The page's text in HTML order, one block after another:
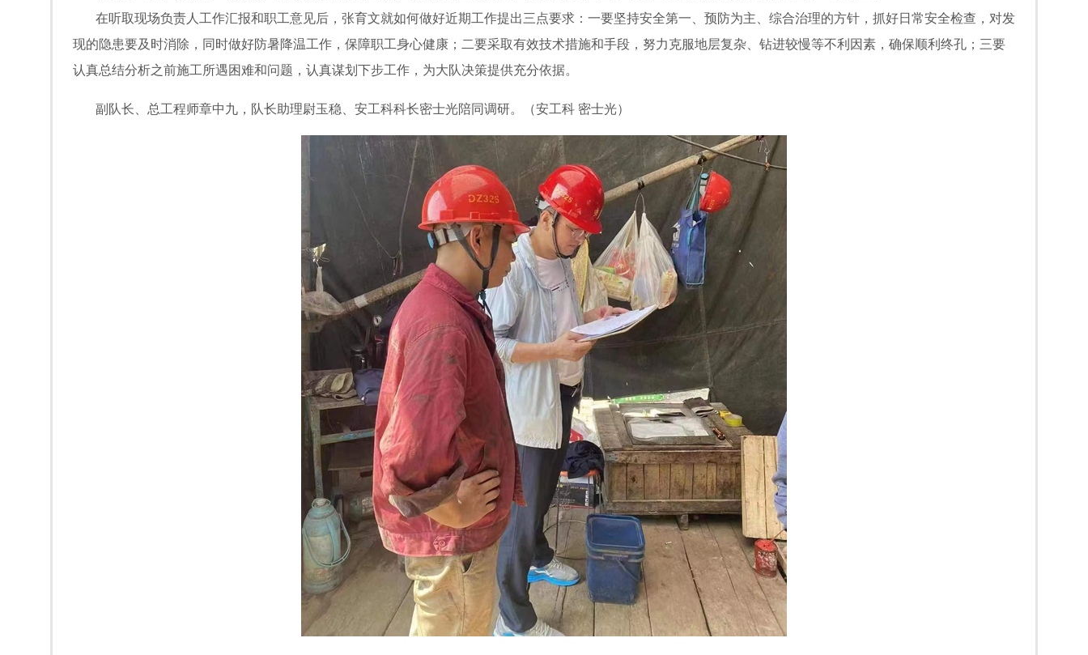
在听取现场负责人工作汇报和职工意见后，张育文就如何做好近期工作提出三点要求：一要坚持安全第一、预防为主、综合治理的方针，抓好日常安全检查，对发
现的隐患要及时消除，同时做好防暑降温工作，保障职工身心健康；二要采取有效技术措施和手段，努力克服地层复杂、钻进较慢等不利因素，确保顺利终孔；三要
认真总结分析之前施工所遇困难和问题，认真谋划下步工作，为大队决策提供充分依据。
副队长、总工程师章中九，队长助理尉玉稳、安工科科长密士光陪同调研。（安工科 密士光）